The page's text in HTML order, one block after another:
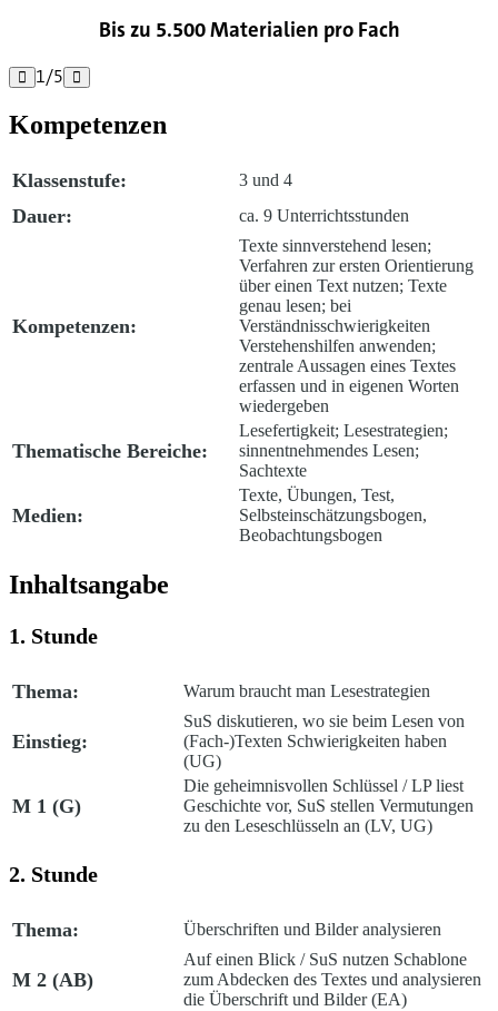
Bis zu 5.500 Materialien pro Fach
 1/5 
Kompetenzen
Klassenstufe: 3 und 4
Dauer: ca. 9 Unterrichtsstunden
Kompetenzen:
Texte sinnverstehend lesen;
Verfahren zur ersten Orientierung
über einen Text nutzen; Texte
genau lesen; bei
Verständnisschwierigkeiten
Verstehenshilfen anwenden;
zentrale Aussagen eines Textes
erfassen und in eigenen Worten
wiedergeben
Thematische Bereiche:
Lesefertigkeit; Lesestrategien;
sinnentnehmendes Lesen;
Sachtexte
Medien:
Texte, Übungen, Test,
Selbsteinschätzungsbogen,
Beobachtungsbogen
Inhaltsangabe
1. Stunde
Thema: Warum braucht man Lesestrategien
Einstieg:
SuS diskutieren, wo sie beim Lesen von
(Fach-)Texten Schwierigkeiten haben
(UG)
M 1 (G)
Die geheimnisvollen Schlüssel / LP liest
Geschichte vor, SuS stellen Vermutungen
zu den Leseschlüsseln an (LV, UG)
2. Stunde
Thema: Überschriften und Bilder analysieren
M 2 (AB)
Auf einen Blick / SuS nutzen Schablone
zum Abdecken des Textes und analysieren
die Überschrift und Bilder (EA)